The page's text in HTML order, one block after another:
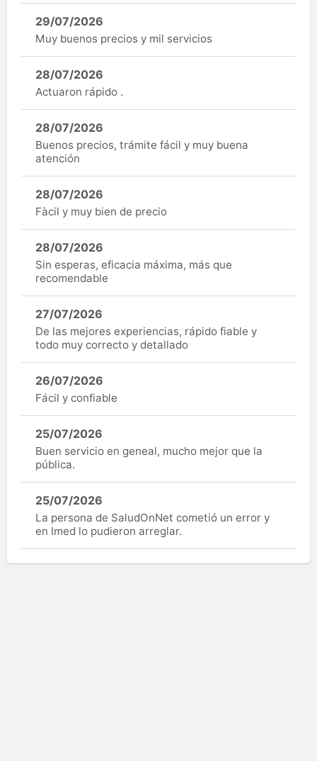
29/07/2026
Muy buenos precios y mil servicios
28/07/2026
Actuaron rápido .
28/07/2026
Buenos precios, trámite fácil y muy buena
atención
28/07/2026
Fàcil y muy bien de precio
28/07/2026
Sin esperas, eficacia máxima, más que
recomendable
27/07/2026
De las mejores experiencias, rápido fiable y
todo muy correcto y detallado
26/07/2026
Fácil y confiable
25/07/2026
Buen servicio en geneal, mucho mejor que la
pública.
25/07/2026
La persona de SaludOnNet cometió un error y
en Imed lo pudieron arreglar.